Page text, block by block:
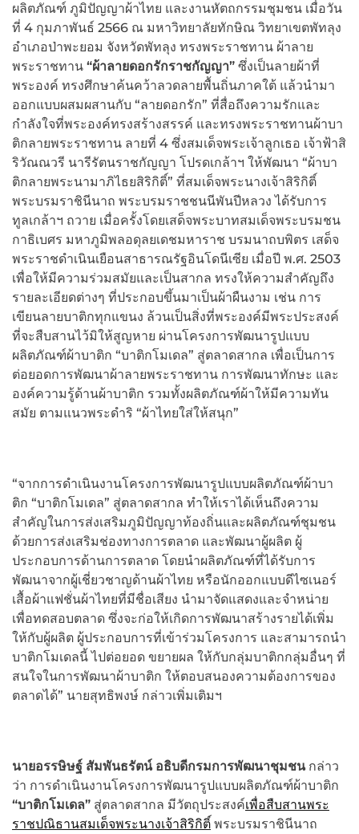
ผลิตภัณฑ์ ภูมิปัญญาผ้าไทย และงานหัตถกรรมชุมชน เมื่อวัน
ที่ 4 กุมภาพันธ์ 2566 ณ มหาวิทยาลัยทักษิณ วิทยาเขตพัทลุง
อำเภอป่าพะยอม จังหวัดพัทลุง ทรงพระราชทาน ผ้าลาย
พระราชทาน “ผ้าลายดอกรักราชกัญญา” ซึ่งเป็นลายผ้าที่
พระองค์ ทรงศึกษาค้นคว้าลวดลายพื้นถิ่นภาคใต้ แล้วนำมา
ออกแบบผสมผสานกับ “ลายดอกรัก” ที่สื่อถึงความรักและ
กำลังใจที่พระองค์ทรงสร้างสรรค์ และทรงพระราชทานผ้าบา
ติกลายพระราชทาน ลายที่ 4 ซึ่งสมเด็จพระเจ้าลูกเธอ เจ้าฟ้าสิ
ริวัณณวรี นารีรัตนราชกัญญา โปรดเกล้าฯ ให้พัฒนา “ผ้าบา
ติกลายพระนามาภิไธยสิริกิติ์” ที่สมเด็จพระนางเจ้าสิริกิติ์
พระบรมราชินีนาถ พระบรมราชชนนีพันปีหลวง ได้รับการ
ทูลเกล้าฯ ถวาย เมื่อครั้งโดยเสด็จพระบาทสมเด็จพระบรมชน
กาธิเบศร มหาภูมิพลอดุลยเดชมหาราช บรมนาถบพิตร เสด็จ
พระราชดำเนินเยือนสาธารณรัฐอินโดนีเซีย เมื่อปี พ.ศ. 2503
เพื่อให้มีความร่วมสมัยและเป็นสากล ทรงให้ความสำคัญถึง
รายละเอียดต่างๆ ที่ประกอบขึ้นมาเป็นผ้าผืนงาม เช่น การ
เขียนลายบาติกทุกแขนง ล้วนเป็นสิ่งที่พระองค์มีพระประสงค์
ที่จะสืบสานไว้มิให้สูญหาย ผ่านโครงการพัฒนารูปแบบ
ผลิตภัณฑ์ผ้าบาติก “บาติกโมเดล” สู่ตลาดสากล เพื่อเป็นการ
ต่อยอดการพัฒนาผ้าลายพระราชทาน การพัฒนาทักษะ และ
องค์ความรู้ด้านผ้าบาติก รวมทั้งผลิตภัณฑ์ผ้าให้มีความทัน
สมัย ตามแนวพระดำริ “ผ้าไทยใส่ให้สนุก”
“จากการดำเนินงานโครงการพัฒนารูปแบบผลิตภัณฑ์ผ้าบา
ติก “บาติกโมเดล” สู่ตลาดสากล ทำให้เราได้เห็นถึงความ
สำคัญในการส่งเสริมภูมิปัญญาท้องถิ่นและผลิตภัณฑ์ชุมชน
ด้วยการส่งเสริมช่องทางการตลาด และพัฒนาผู้ผลิต ผู้
ประกอบการด้านการตลาด โดยนำผลิตภัณฑ์ที่ได้รับการ
พัฒนาจากผู้เชี่ยวชาญด้านผ้าไทย หรือนักออกแบบดีไซเนอร์
เสื้อผ้าแฟชั่นผ้าไทยที่มีชื่อเสียง นำมาจัดแสดงและจำหน่าย
เพื่อทดสอบตลาด ซึ่งจะก่อให้เกิดการพัฒนาสร้างรายได้เพิ่ม
ให้กับผู้ผลิต ผู้ประกอบการที่เข้าร่วมโครงการ และสามารถนำ
บาติกโมเดลนี้ ไปต่อยอด ขยายผล ให้กับกลุ่มบาติกกลุ่มอื่นๆ ที่
สนใจในการพัฒนาผ้าบาติก ให้ตอบสนองความต้องการของ
ตลาดได้” นายสุทธิพงษ์ กล่าวเพิ่มเติมฯ
นายอรรษิษฐ์ สัมพันธรัตน์ อธิบดีกรมการพัฒนาชุมชนกล่าว
ว่า การดำเนินงานโครงการพัฒนารูปแบบผลิตภัณฑ์ผ้าบาติก
“บาติกโมเดล” สู่ตลาดสากล มีวัตถุประสงค์เพื่อสืบสานพระ
ราชปณิธานสมเด็จพระนางเจ้าสิริกิติ์ พระบรมราชินีนาถ